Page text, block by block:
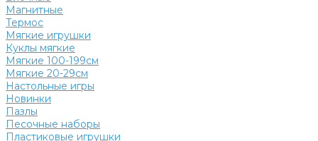
Магнитные
Термос
Мягкие игрушки
Куклы мягкие
Мягкие 100-199см
Мягкие 20-29см
Настольные игры
Новинки
Пазлы
Песочные наборы
Пластиковые игрушки